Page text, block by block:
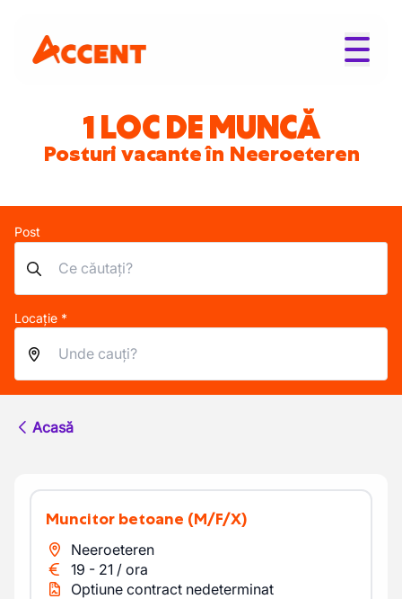
1 LOC DE MUNCĂ
Posturi vacante în Neeroeteren
Post
Locație *
Acasă
Muncitor betoane (M/F/X)
Neeroeteren
19 - 21 / ora
Optiune contract nedeterminat